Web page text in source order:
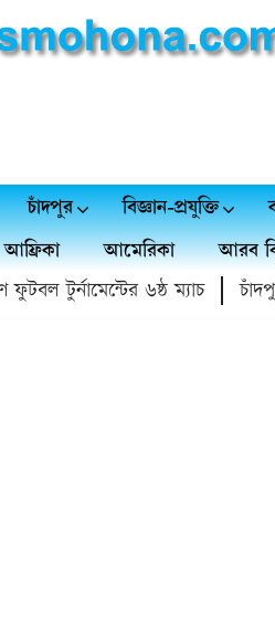
চাঁদপুর বিজ্ঞান-প্রযুক্তি
আফ্রিকা আমেরিকা আরব
৬ষ্ঠ ম্যাচ চাঁদপুরে